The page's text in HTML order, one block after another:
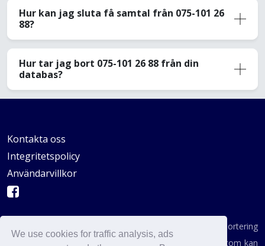
We use cookies for traffic analysis, ads
Hur kan jag sluta få samtal från 075-101 26
88?
Hur tar jag bort 075-101 26 88 från din
databas?
Kontakta oss
Integritetspolicy
Användarvillkor
AVSKYDANDE: Vi är inte en byrå för konsumentrapportering
enligt definitionen i någon statlig institution. AvoidCaller.com kan